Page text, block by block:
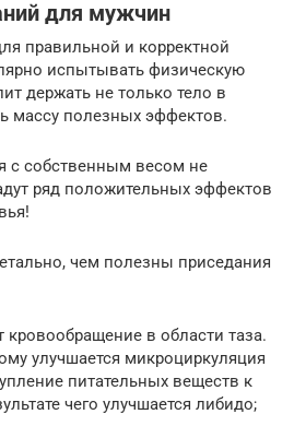
для мужчин
правильной и корректной
испытывать физическую
держать не только тело в
массу полезных эффектов.
с собственным весом не
ряд положительных эффектов
чем полезны приседания
в области таза.
улучшается микроциркуляция
питательных веществ к
чего улучшается либидо;